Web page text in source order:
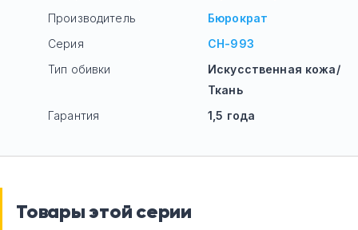
Производитель
Бюрократ
Серия
CH-993
Тип обивки
Искусственная кожа/
Ткань
Гарантия
1,5 года
Товары этой серии